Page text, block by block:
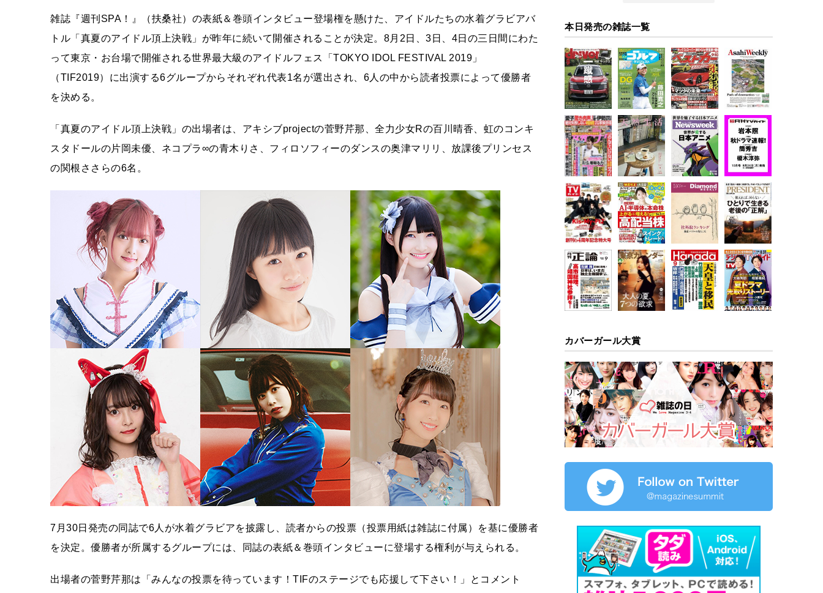
雑誌『週刊SPA！』（扶桑社）の表紙＆巻頭インタビュー登場権を懸けた、アイドルたちの水着グラビアバ
トル「真夏のアイドル頂上決戦」が昨年に続いて開催されることが決定。8月2日、3日、4日の三日間にわた
って東京・お台場で開催される世界最大級のアイドルフェス「TOKYO IDOL FESTIVAL 2019」
（TIF2019）に出演する6グループからそれぞれ代表1名が選出され、6人の中から読者投票によって優勝者
を決める。
「真夏のアイドル頂上決戦」の出場者は、アキシブprojectの菅野芹那、全力少女Rの百川晴香、虹のコンキ
スタドールの片岡未優、ネコプラ∞の青木りさ、フィロソフィーのダンスの奥津マリリ、放課後プリンセス
の関根ささらの6名。
7月30日発売の同誌で6人が水着グラビアを披露し、読者からの投票（投票用紙は雑誌に付属）を基に優勝者
を決定。優勝者が所属するグループには、同誌の表紙＆巻頭インタビューに登場する権利が与えられる。
出場者の菅野芹那は「みんなの投票を待っています！TIFのステージでも応援して下さい！」とコメント
本日発売の雑誌一覧
カバーガール大賞